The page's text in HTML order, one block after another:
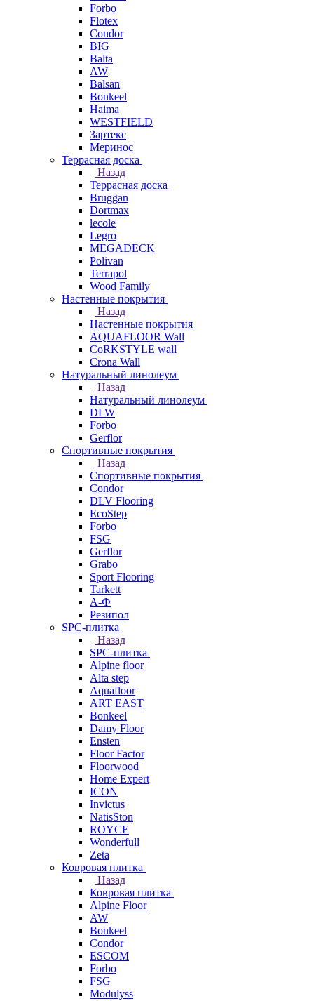
Forbo
Flotex
Condor
BIG
Balta
AW
Balsan
Bonkeel
Haima
WESTFIELD
Зартекс
Меринос
Террасная доска
Назад
Террасная доска
Bruggan
Dortmax
lecole
Legro
MEGADECK
Polivan
Terrapol
Wood Family
Настенные покрытия
Назад
Настенные покрытия
AQUAFLOOR Wall
CoRKSTYLE wall
Crona Wall
Натуральный линолеум
Назад
Натуральный линолеум
DLW
Forbo
Gerflor
Спортивные покрытия
Назад
Спортивные покрытия
Condor
DLV Flooring
EcoStep
Forbo
FSG
Gerflor
Grabo
Sport Flooring
Tarkett
А-Ф
Резипол
SPC-плитка
Назад
SPC-плитка
Alpine floor
Alta step
Aquafloor
ART EAST
Bonkeel
Damy Floor
Ensten
Floor Factor
Floorwood
Home Expert
ICON
Invictus
NatisSton
ROYCE
Wonderfull
Zeta
Ковровая плитка
Назад
Ковровая плитка
Alpine Floor
AW
Bonkeel
Condor
ESCOM
Forbo
FSG
Modulyss